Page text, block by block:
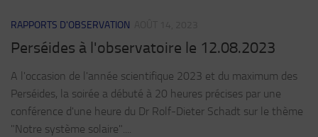
RAPPORTS D'OBSERVATION
Perséides à l'observatoire le 12.08.2023
A l'occasion de l'année scientifique 2023 et du maximum des
Perséides, la soirée a débuté à 20 heures précises par une
conférence d'une heure du Dr Rolf-Dieter Schadt sur le thème
"Notre système solaire"....